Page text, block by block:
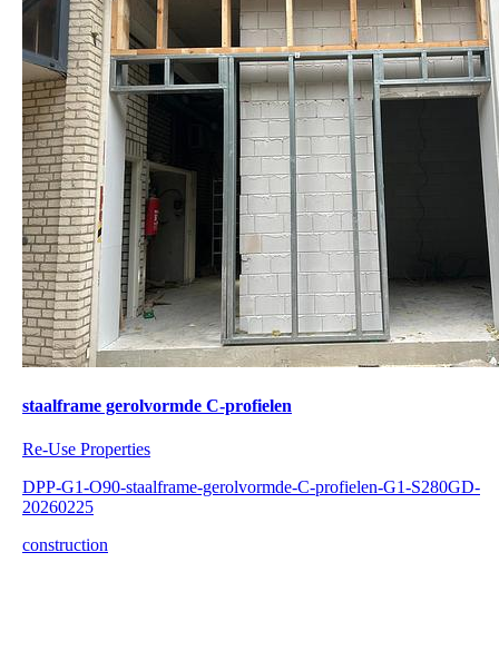
staalframe gerolvormde C-profielen
Re-Use Properties
DPP-G1-O90-staalframe-gerolvormde-C-profielen-G1-S280GD-
20260225
construction